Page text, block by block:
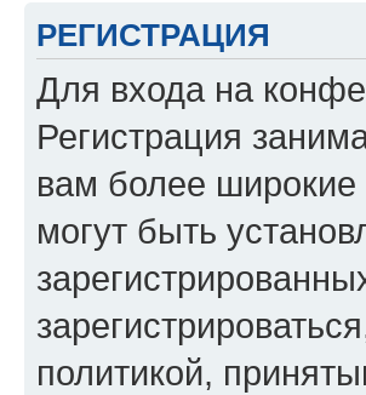
РЕГИСТРАЦИЯ
Для входа на
Регистрация
вам более
могут быть
политикой,